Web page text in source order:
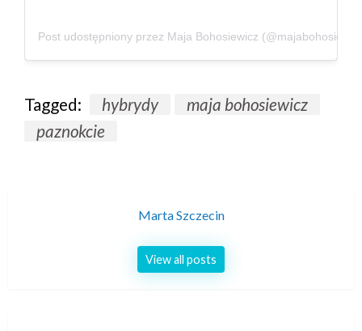
Post udostępniony przez Maja Bohosiewicz
Tagged: hybrydy
maja bohosiewicz
paznokcie
Marta Szczecin
View all posts